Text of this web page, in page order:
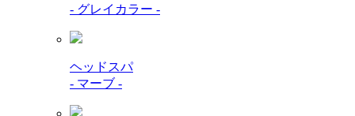
- グレイカラー -
ヘッドスパ
- マーブ -